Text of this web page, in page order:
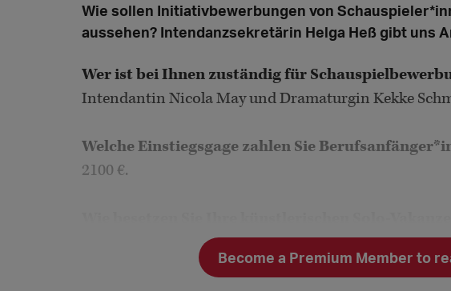
Wie sollen Initiativbewerbungen von
aussehen? Intendanzsekretärin Helga Heß gibt uns
Wer ist bei Ihnen zuständig für
Intendantin Nicola May und Dramaturgin Kekke
Welche Einstiegsgage zahlen Sie
2100 €.
Über die ZAV/Agenturen, über Empfehlungen von
schreiben wir in der Regel nicht aus.Become a Premium Member to